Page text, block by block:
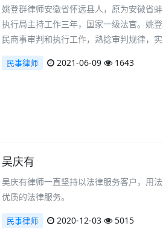
姚登群律师安徽省怀远县人，原为安徽省
执行局主持工作三年，国家一级法官。姚
民商事审判和执行工作，熟捻审判规律，
民事律师 2021-06-09 1643
吴庆有
吴庆有律师一直坚持以法律服务客户，用
优质的法律服务。
民事律师 2020-12-03 5015